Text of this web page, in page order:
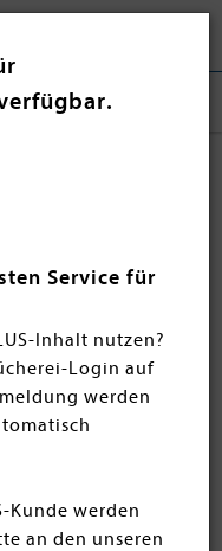
Service für
Inhalt nutzen?
Login auf
werden
Kunde werden
an den unseren
und
und
mit aktuellen Titeln
dürfen Sie
und